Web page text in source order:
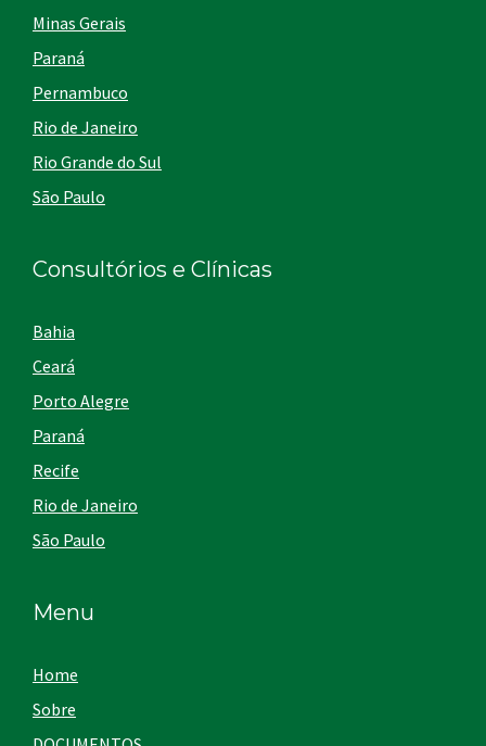
Minas Gerais
Paraná
Pernambuco
Rio de Janeiro
Rio Grande do Sul
São Paulo
Consultórios e Clínicas
Bahia
Ceará
Porto Alegre
Paraná
Recife
Rio de Janeiro
São Paulo
Menu
Home
Sobre